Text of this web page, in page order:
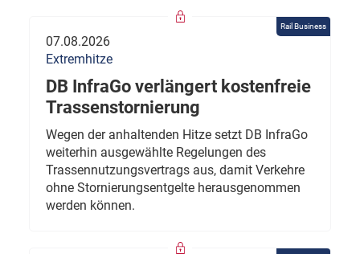
Rail Business
07.08.2026
Extremhitze
DB InfraGo verlängert kostenfreie
Trassenstornierung
Wegen der anhaltenden Hitze setzt DB InfraGo
weiterhin ausgewählte Regelungen des
Trassennutzungsvertrags aus, damit Verkehre
ohne Stornierungsentgelte herausgenommen
werden können.